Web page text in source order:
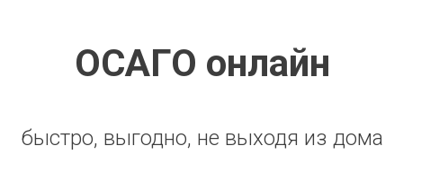
ОСАГО онлайн
быстро, выгодно, не выходя из дома